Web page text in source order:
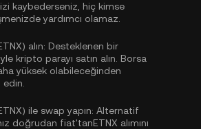
kaybederseniz, hiç kimse
yardımcı olamaz.
alın: Desteklenen bir
kripto parayı satın alın. Borsa
yüksek olabileceğinden
ile swap yapın: Alternatif
doğrudan fiat'tanETNX alımını